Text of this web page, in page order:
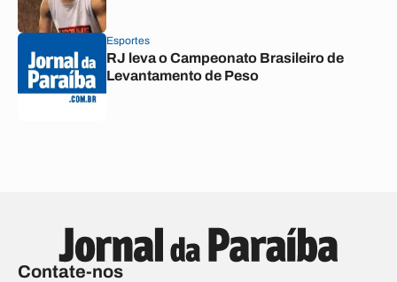
Esportes
RJ leva o Campeonato Brasileiro de
Levantamento de Peso
Contate-nos